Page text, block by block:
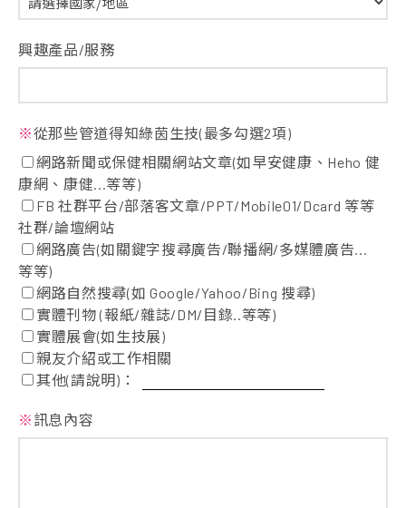
興趣產品/服務
※從那些管道得知綠茵生技(最多勾選2項)
網路新聞或保健相關網站文章(如早安健康、Heho 健
康網、康健...等等)
FB 社群平台/部落客文章/PPT/Mobile01/Dcard 等等
社群/論壇網站
網路廣告(如關鍵字搜尋廣告/聯播網/多媒體廣告...
等等)
網路自然搜尋(如 Google/Yahoo/Bing 搜尋)
實體刊物 (報紙/雜誌/DM/目錄..等等)
實體展會(如生技展)
親友介紹或工作相關
其他(請說明)：
※ 訊息內容